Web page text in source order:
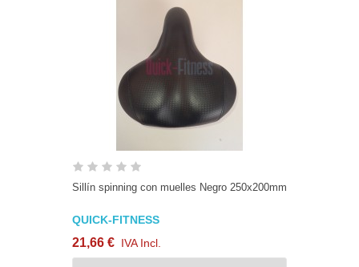
Sillín spinning con muelles Negro 250x200mm
QUICK-FITNESS
21,66 € IVA Incl.